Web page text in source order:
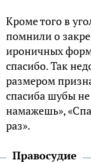
Кроме того в
помнили о
ироничных
спасибо. Так
размером
спасиба шубы
намажешь»,
раз».
Правосудие